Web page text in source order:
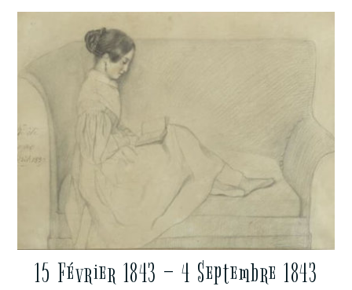
15 Février 1843 – 4 Septembre 1843